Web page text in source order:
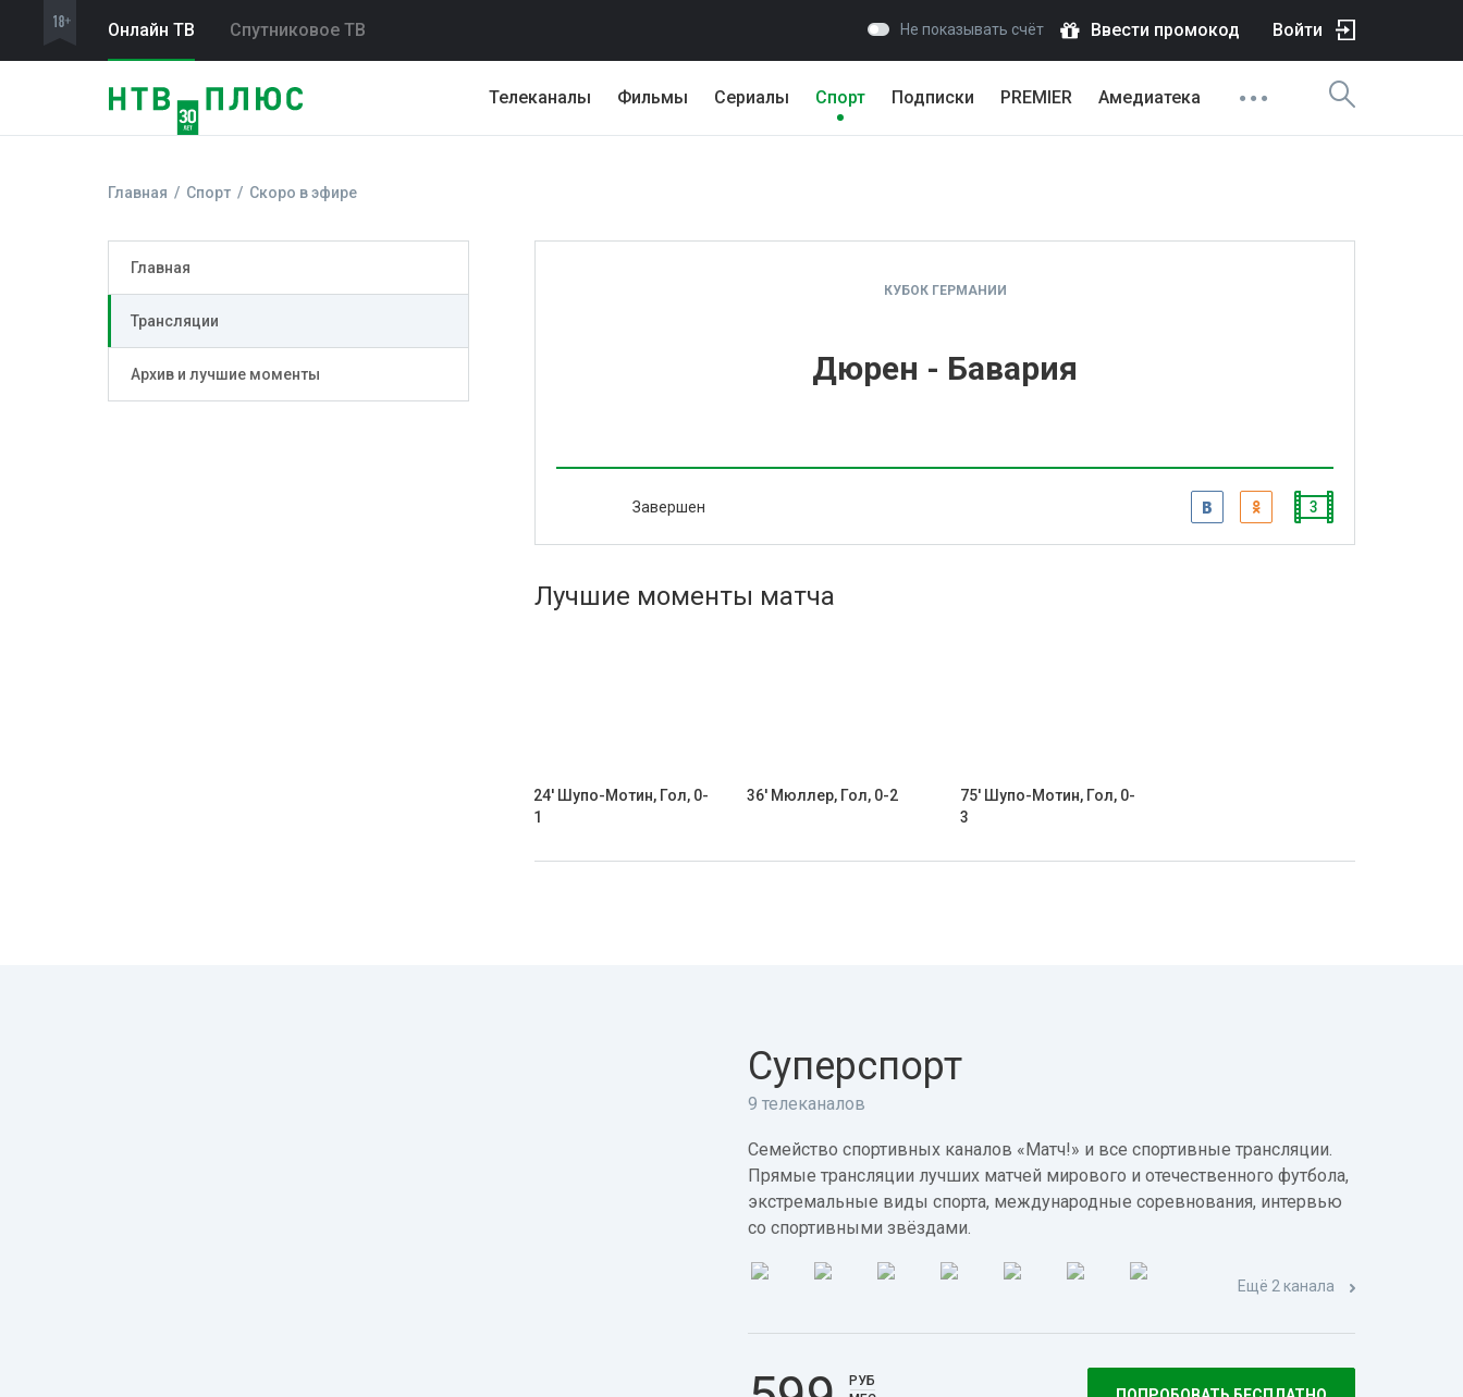
Онлайн ТВ Спутниковое ТВ Не показывать счёт Ввести промокод Войти
Телеканалы Фильмы Сериалы Спорт Подписки PREMIER Амедиатека
Главная Спорт Скоро в эфире
Главная
Трансляции
Архив и лучшие моменты
КУБОК ГЕРМАНИИ
Дюрен - Бавария
Завершен 3
Лучшие моменты матча
24' Шупо-Мотин, Гол, 0-
1
36' Мюллер, Гол, 0-2
75' Шупо-Мотин, Гол, 0-
3
Суперспорт
9 телеканалов
Семейство спортивных каналов «Матч!» и все спортивные трансляции.
Прямые трансляции лучших матчей мирового и отечественного футбола,
экстремальные виды спорта, международные соревнования, интервью
со спортивными звёздами.
Ещё 2 канала
РУБ